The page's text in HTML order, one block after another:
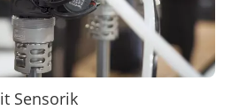
Sensorik